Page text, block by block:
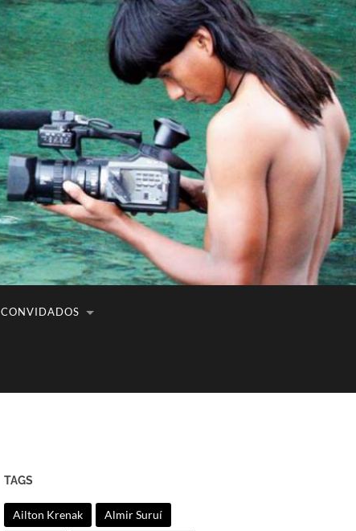
CONVIDADOS
TAGS
Ailton Krenak Almir Suruí